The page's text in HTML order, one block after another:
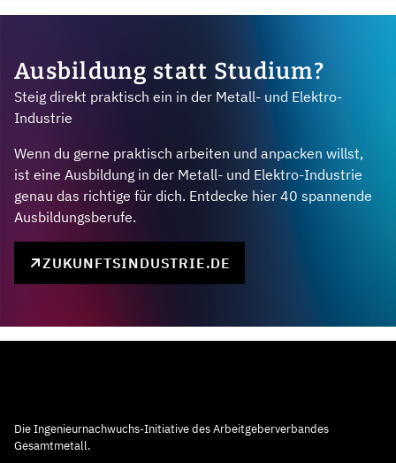
Ausbildung statt Studium?
Steig direkt praktisch ein in der Metall- und Elektro-
Industrie
Wenn du gerne praktisch arbeiten und anpacken willst,
ist eine Ausbildung in der Metall- und Elektro-Industrie
genau das richtige für dich. Entdecke hier 40 spannende
Ausbildungsberufe.
ZUKUNFTSINDUSTRIE.DE
Die Ingenieurnachwuchs-Initiative des Arbeitgeberverbandes
Gesamtmetall.